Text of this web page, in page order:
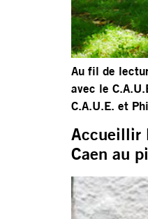
Au fil de
avec le
C.A.U.E. et
Accueillir
Caen au